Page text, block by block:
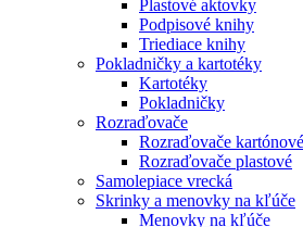
Plastové aktovky
Podpisové knihy
Triediace knihy
Pokladničky a kartotéky
Kartotéky
Pokladničky
Rozraďovače
Rozraďovače kartónové
Rozraďovače plastové
Samolepiace vrecká
Skrinky a menovky na kľúče
Menovky na kľúče